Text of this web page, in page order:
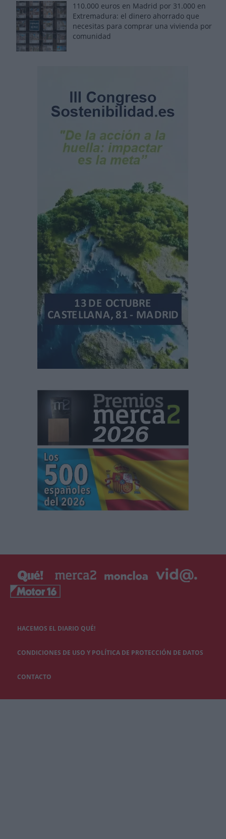
110.000 euros en Madrid por 31.000 en
Extremadura: el dinero ahorrado que
necesitas para comprar una vivienda por
comunidad
HACEMOS EL DIARIO QUÉ!
CONDICIONES DE USO Y POLÍTICA DE PROTECCIÓN DE DATOS
CONTACTO